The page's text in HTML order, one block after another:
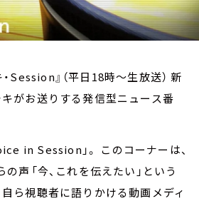
Session』（平日18時～生放送） 新
がお送りする発信型ニュース番
in Session」。 このコーナーは、
声――「今、これを伝えたい」という
ら視聴者に語りかける動画メディ